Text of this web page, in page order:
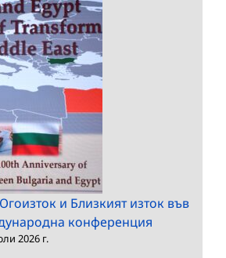
и Близкият изток във
конференция
2026 г.